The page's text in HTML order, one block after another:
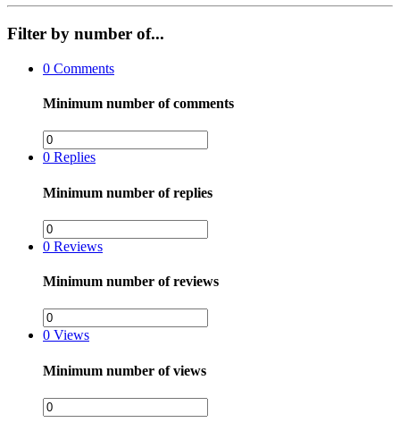
Filter by number of...
0 Comments
Minimum number of comments
0 Replies
Minimum number of replies
0 Reviews
Minimum number of reviews
0 Views
Minimum number of views